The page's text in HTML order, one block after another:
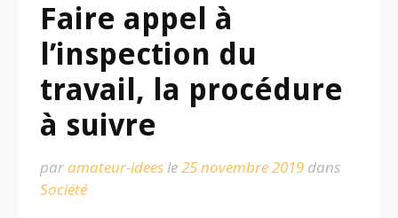
Faire appel à
l’inspection du
travail, la procédure
à suivre
paramateur-ideesle25 novembre 2019 dans
Société